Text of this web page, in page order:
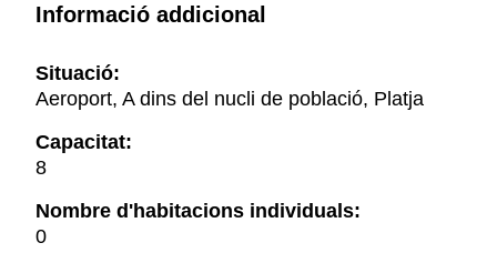
Informació addicional
Situació:
Aeroport, A dins del nucli de població, Platja
Capacitat:
8
Nombre d'habitacions individuals:
0